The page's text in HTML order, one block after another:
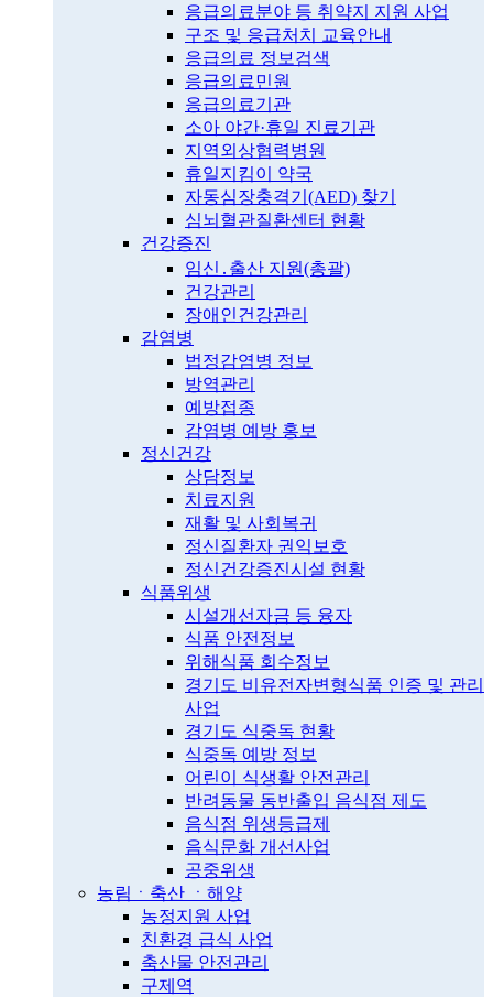
응급의료분야 등 취약지 지원 사업
구조 및 응급처치 교육안내
응급의료 정보검색
응급의료민원
응급의료기관
소아 야간·휴일 진료기관
지역외상협력병원
휴일지킴이 약국
자동심장충격기(AED) 찾기
심뇌혈관질환센터 현황
건강증진
임신․출산 지원(총괄)
건강관리
장애인건강관리
감염병
법정감염병 정보
방역관리
예방접종
감염병 예방 홍보
정신건강
상담정보
치료지원
재활 및 사회복귀
정신질환자 권익보호
정신건강증진시설 현황
식품위생
시설개선자금 등 융자
식품 안전정보
위해식품 회수정보
경기도 비유전자변형식품 인증 및 관리
사업
경기도 식중독 현황
식중독 예방 정보
어린이 식생활 안전관리
반려동물 동반출입 음식점 제도
음식점 위생등급제
음식문화 개선사업
공중위생
농림ㆍ축산 ㆍ해양
농정지원 사업
친환경 급식 사업
축산물 안전관리
구제역